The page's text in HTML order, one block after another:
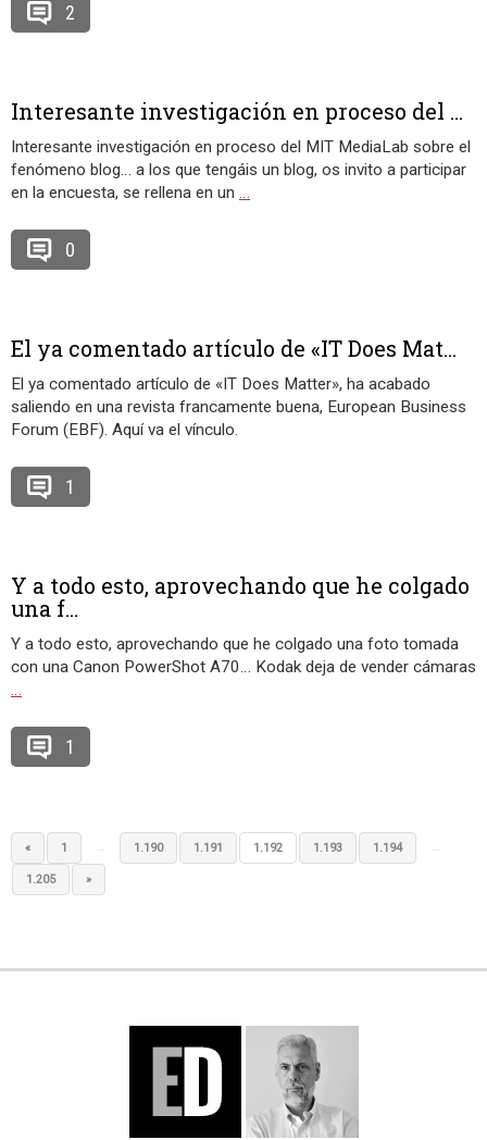
2
Interesante investigación en proceso del ...
Interesante investigación en proceso del MIT MediaLab sobre el
fenómeno blog… a los que tengáis un blog, os invito a participar
en la encuesta, se rellena en un …
0
El ya comentado artículo de «IT Does Mat...
El ya comentado artículo de «IT Does Matter», ha acabado
saliendo en una revista francamente buena, European Business
Forum (EBF). Aquí va el vínculo.
1
Y a todo esto, aprovechando que he colgado
una f...
Y a todo esto, aprovechando que he colgado una foto tomada
con una Canon PowerShot A70… Kodak deja de vender cámaras
…
1
« 1 … 1.190 1.191 1.192 1.193 1.194 …
1.205 »